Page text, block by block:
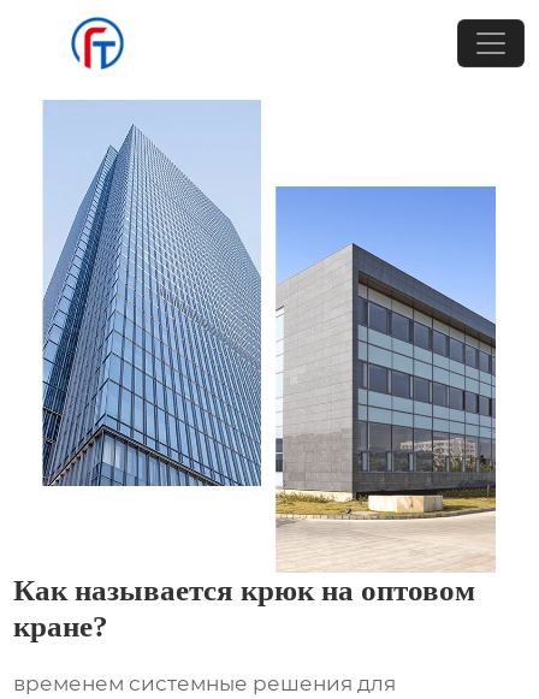
Как называется крюк на оптовом
кране?
временем системные решения для